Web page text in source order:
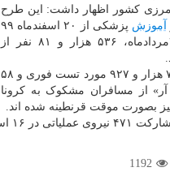
مرزی کشور اظهار داشت: این طرح
آموزش
پزشکی از ۲۰ اسفندماه ۹۹
شروع شده و تا بامداد امروز ۲۵مردادماه، ۵۳۶ هزار و ۸۱ نفر از
وی اضافه کرد: در طول این مدت ۷۶ هزار و ۹۲۷ مورد تست فوری و ۵۸
سی آر» از مسافران مشکوک به کرونا
اجراست.
1192